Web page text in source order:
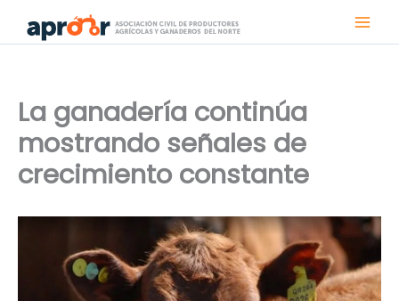
La ganadería continúa
mostrando señales de
crecimiento constante